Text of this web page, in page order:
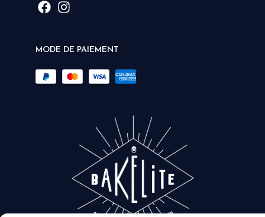
MODE DE PAIEMENT